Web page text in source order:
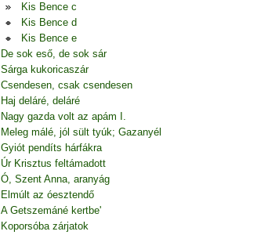
Kis Bence c
Kis Bence d
Kis Bence e
De sok eső, de sok sár
Sárga kukoricaszár
Csendesen, csak csendesen
Haj deláré, deláré
Nagy gazda volt az apám I.
Meleg málé, jól sült tyúk; Gazanyél
Gyiót pendíts hárfákra
Úr Krisztus feltámadott
Ó, Szent Anna, aranyág
Elmúlt az óesztendő
A Getszemáné kertbe'
Koporsóba zárjatok